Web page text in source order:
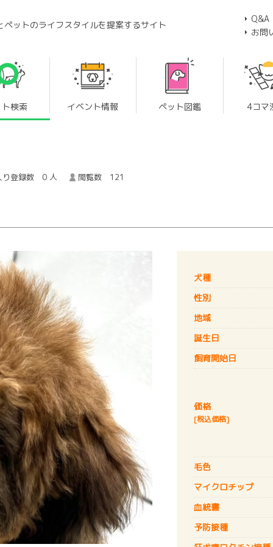
ペットのライフスタイルを提案するサイト
Q&A
お問
ト検索 イベント情報 ペット図鑑 4コマ
り登録数 0 人 閲覧数 121
犬種
性別
地域
誕生日
飼育開始日
価格
[税込価格]
毛色
マイクロチップ
血統書
予防接種